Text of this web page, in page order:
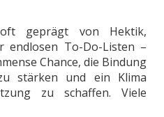
geprägt von Hektik,
endlosen To-Do-Listen –
Chance, die Bindung
stärken und ein Klima
zu schaffen. Viele